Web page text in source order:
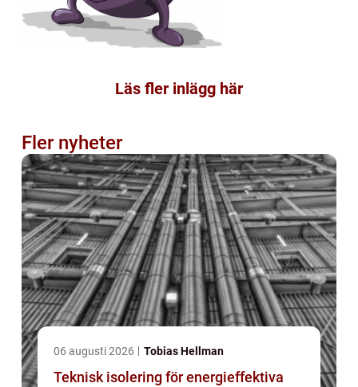
Läs fler inlägg här
Fler nyheter
06 augusti 2026 Tobias Hellman
Teknisk isolering för energieffektiva